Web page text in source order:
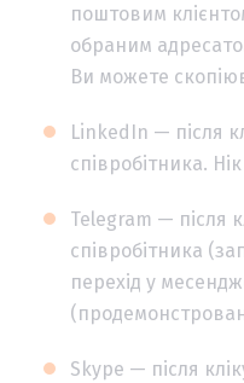
поштовим
обраним
Ви можете
LinkedIn — після
співробітника.
Telegram — після
співробітника
перехід у
Skype — після